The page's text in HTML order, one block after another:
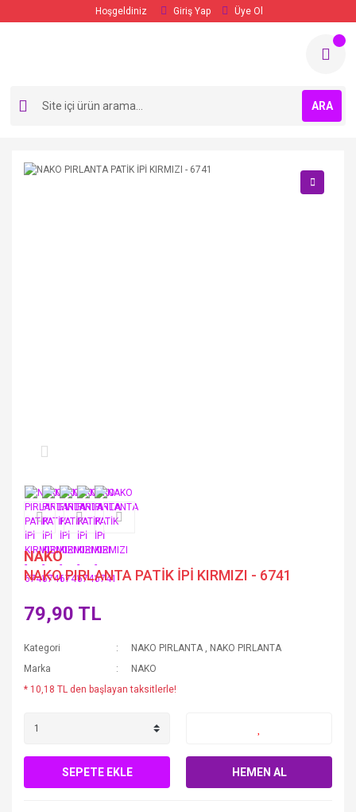
Hoşgeldiniz Giriş Yap Üye Ol
ARA
NAKO
NAKO PIRLANTA PATİK İPİ KIRMIZI - 6741
79,90 TL
Kategori NAKO PIRLANTA , NAKO PIRLANTA
Marka
NAKO
* 10,18 TL den başlayan taksitlerle!
SEPETE EKLE HEMEN AL